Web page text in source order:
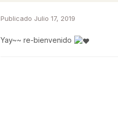
Publicado Julio 17, 2019
Yay~~ re-bienvenido